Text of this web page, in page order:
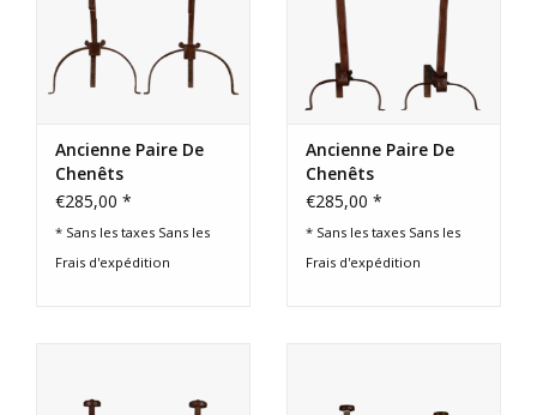
Ancienne Paire De
Chenêts
€285,00 *
* Sans les taxes Sans les
Frais d'expédition
Ancienne Paire De
Chenêts
€285,00 *
* Sans les taxes Sans les
Frais d'expédition